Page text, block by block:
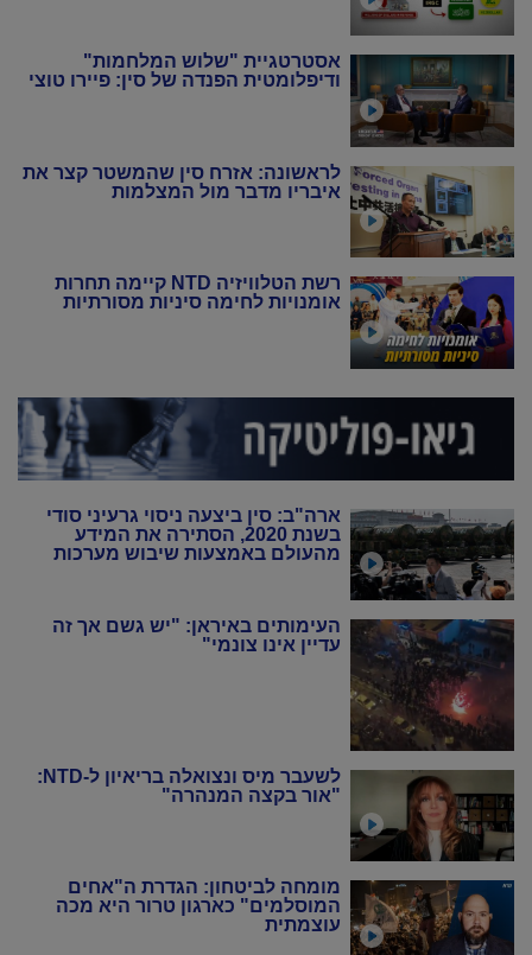
אסטרטגיית "שלוש המלחמות"
ודיפלומטית הפנדה של סין: פיירו טוצי
לראשונה: אזרח סין שהמשטר קצר את
איבריו מדבר מול המצלמות
רשת הטלוויזיה NTD קיימה תחרות
אומנויות לחימה סיניות מסורתיות
ארה"ב: סין ביצעה ניסוי גרעיני סודי
בשנת 2020, הסתירה את המידע
מהעולם באמצעות שיבוש מערכות
העימותים באיראן: "יש גשם אך זה
עדיין אינו צונמי"
לשעבר מיס ונצואלה בריאיון ל-NTD:
"אור בקצה המנהרה"
מומחה לביטחון: הגדרת ה"אחים
המוסלמים" כארגון טרור היא מכה
עוצמתית